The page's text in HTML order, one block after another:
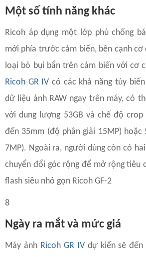
Một số tính năng khác
Ricoh áp dụng một lớp phủ chống
mới phía trước cảm biến, bên cạnh cơ
loại bỏ bụi bẩn trên cảm biến với cơ
Ricoh GR IV có các khả năng tùy
dữ liệu ảnh RAW ngay trên máy, có
với dung lượng 53GB và chế độ
đến 35mm (độ phân giải 15MP) hoặc
7MP). Ngoài ra, người dùng còn có
chuyển đổi góc rộng để mở rộng tiêu
flash siêu nhỏ gọn Ricoh GF-2
8
Ngày ra mắt và mức giá
Máy ảnh Ricoh GR IVdự kiến sẽ đến